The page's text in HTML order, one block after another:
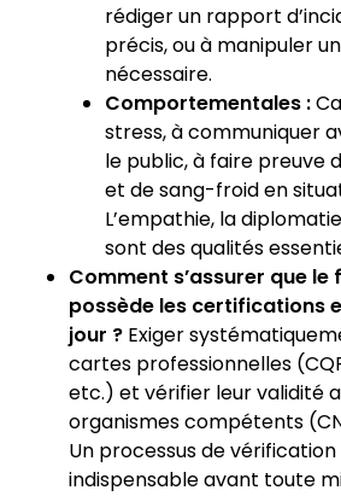
rédiger un rapport
précis, ou à manipuler
nécessaire.
Comportementales :
stress, à communiquer
le public, à faire preuve
et de sang-froid en
L’empathie, la
sont des qualités
Comment s’assurer que le
possède les certifications
jour ?Exiger
cartes professionnelles (CQP
etc.) et vérifier leur validité
organismes compétents
Un processus de
indispensable avant toute